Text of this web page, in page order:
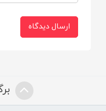
زنگ است و با
به ناخن کودک نمی
ارسال دیدگاه